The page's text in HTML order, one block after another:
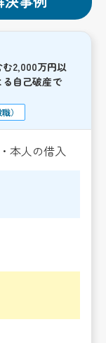
2,000万円以
る自己破産で
）
本人の借入